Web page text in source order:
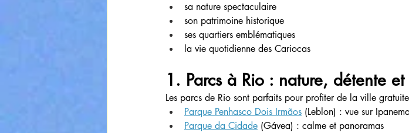
sa nature spectaculaire
son patrimoine historique
ses quartiers emblématiques
la vie quotidienne des Cariocas
1. Parcs à Rio : nature, détente
Les parcs de Rio sont parfaits pour profiter de la ville
Parque Penhasco Dois Irmãos (Leblon) : vue sur
Parque da Cidade (Gávea) : calme et panoramas